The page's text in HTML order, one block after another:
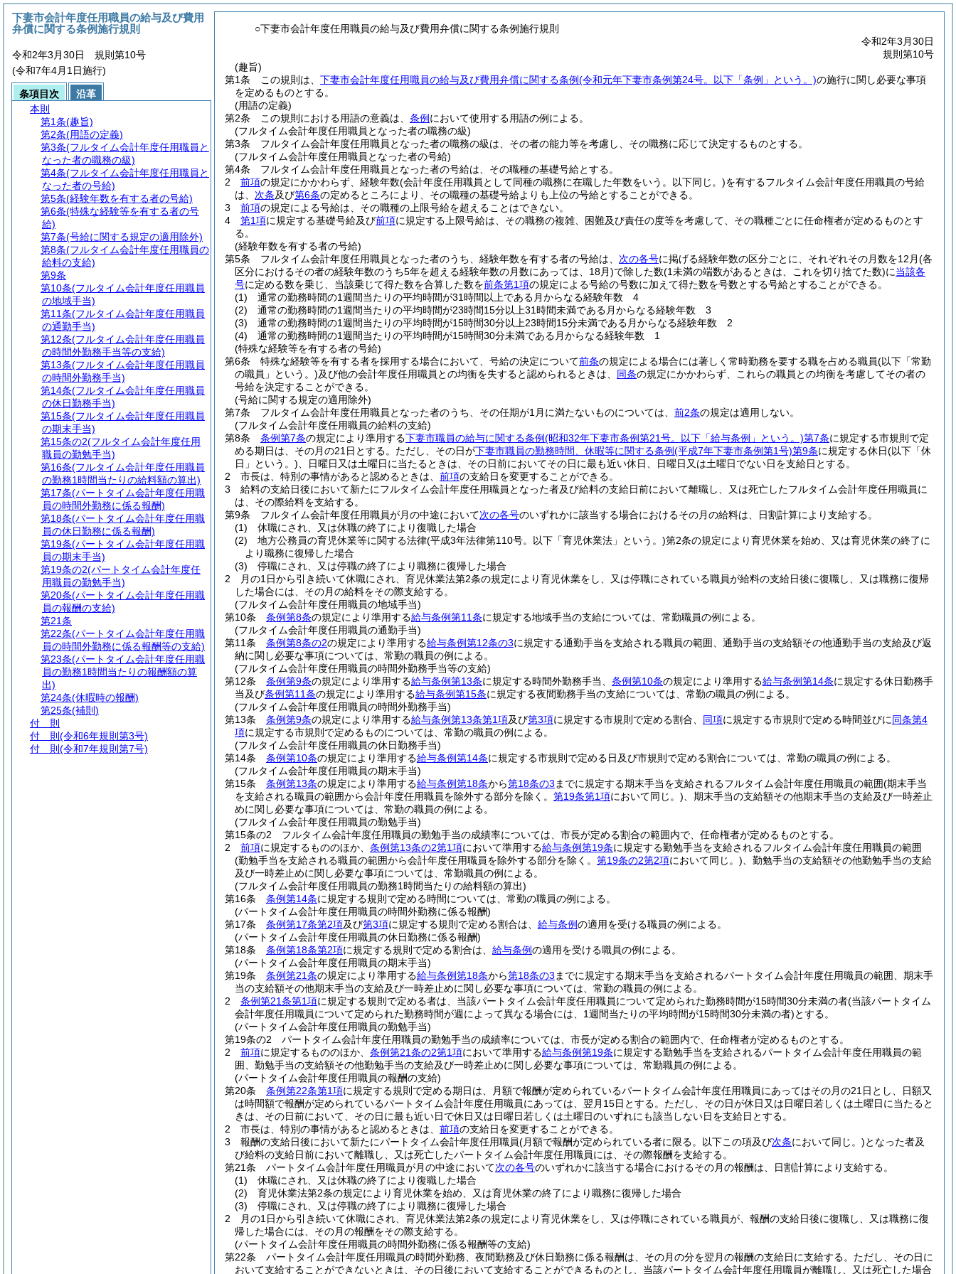
○下妻市会計年度任用職員の給与及び費用弁償に関する条例施行規則
令和2年3月30日
規則第10号
(趣旨)
第1条
この規則は、 下妻市会計年度任用職員の給与及び費用弁償に関する条例(令和元年下妻市条例第24号。以下「条例」という。)の施行に関し必要な事項
を定めるものとする。
(用語の定義)
第2条
この規則における用語の意義は、 条例 において使用する用語の例による。
(フルタイム会計年度任用職員となった者の職務の級)
第3条
フルタイム会計年度任用職員となった者の職務の級は、その者の能力等を考慮し、その職務に応じて決定するものとする。
(フルタイム会計年度任用職員となった者の号給)
第4条
フルタイム会計年度任用職員となった者の号給は、その職種の基礎号給とする。
2
前項の規定にかかわらず、経験年数(会計年度任用職員として同種の職務に在職した年数をいう。以下同じ。)を有するフルタイム会計年度任用職員の号給
は、 次条及び第6条の定めるところにより、その職種の基礎号給よりも上位の号給とすることができる。
3
前項の規定による号給は、その職種の上限号給を超えることはできない。
4
第1項に規定する基礎号給及び前項に規定する上限号給は、その職務の複雑、困難及び責任の度等を考慮して、その職種ごとに任命権者が定めるものとす
る。
(経験年数を有する者の号給)
第5条
フルタイム会計年度任用職員となった者のうち、経験年数を有する者の号給は、 次の各号に掲げる経験年数の区分ごとに、それぞれその月数を12月(各
区分におけるその者の経験年数のうち5年を超える経験年数の月数にあっては、18月)で除した数(1未満の端数があるときは、これを切り捨てた数)に当該各
号に定める数を乗じ、当該乗じて得た数を合算した数を前条第1項の規定による号給の号数に加えて得た数を号数とする号給とすることができる。
(1)
通常の勤務時間の1週間当たりの平均時間が31時間以上である月からなる経験年数 4
(2)
通常の勤務時間の1週間当たりの平均時間が23時間15分以上31時間未満である月からなる経験年数 3
(3)
通常の勤務時間の1週間当たりの平均時間が15時間30分以上23時間15分未満である月からなる経験年数 2
(4)
通常の勤務時間の1週間当たりの平均時間が15時間30分未満である月からなる経験年数 1
(特殊な経験等を有する者の号給)
第6条
特殊な経験等を有する者を採用する場合において、号給の決定について前条の規定による場合には著しく常時勤務を要する職を占める職員(以下「常勤
の職員」という。)及び他の会計年度任用職員との均衡を失すると認められるときは、 同条の規定にかかわらず、これらの職員との均衡を考慮してその者の
号給を決定することができる。
(号給に関する規定の適用除外)
第7条
フルタイム会計年度任用職員となった者のうち、その任期が1月に満たないものについては、 前2条の規定は適用しない。
(フルタイム会計年度任用職員の給料の支給)
第8条
条例第7条の規定により準用する下妻市職員の給与に関する条例(昭和32年下妻市条例第21号。以下「給与条例」という。)第7条に規定する市規則で定
める期日は、その月の21日とする。 ただし、その日が下妻市職員の勤務時間、休暇等に関する条例(平成7年下妻市条例第1号)第9条に規定する休日(以下「休
日」という。) 、日曜日又は土曜日に当たるときは、その日前においてその日に最も近い休日、日曜日又は土曜日でない日を支給日とする。
2
市長は、特別の事情があると認めるときは、 前項の支給日を変更することができる。
3
給料の支給日後において新たにフルタイム会計年度任用職員となった者及び給料の支給日前において離職し、又は死亡したフルタイム会計年度任用職員に
は、その際給料を支給する。
第9条
フルタイム会計年度任用職員が月の中途において次の各号のいずれかに該当する場合におけるその月の給料は、日割計算により支給する。
(1)
休職にされ、又は休職の終了により復職した場合
(2)
地方公務員の育児休業等に関する法律(平成3年法律第110号。以下「育児休業法」という。)第2条の規定により育児休業を始め、又は育児休業の終了に
より職務に復帰した場合
(3)
停職にされ、又は停職の終了により職務に復帰した場合
2
月の1日から引き続いて休職にされ、育児休業法第2条の規定により育児休業をし、又は停職にされている職員が給料の支給日後に復職し、又は職務に復帰
した場合には、その月の給料をその際支給する。
(フルタイム会計年度任用職員の地域手当)
第10条
条例第8条の規定により準用する給与条例第11条に規定する地域手当の支給については、常勤職員の例による。
(フルタイム会計年度任用職員の通勤手当)
第11条
条例第8条の2の規定により準用する給与条例第12条の3に規定する通勤手当を支給される職員の範囲、通勤手当の支給額その他通勤手当の支給及び返
納に関し必要な事項については、常勤の職員の例による。
(フルタイム会計年度任用職員の時間外勤務手当等の支給)
第12条
条例第9条の規定により準用する給与条例第13条に規定する時間外勤務手当、 条例第10条の規定により準用する給与条例第14条に規定する休日勤務手
当及び条例第11条の規定により準用する給与条例第15条に規定する夜間勤務手当の支給については、常勤の職員の例による。
(フルタイム会計年度任用職員の時間外勤務手当)
第13条
条例第9条の規定により準用する給与条例第13条第1項及び第3項に規定する市規則で定める割合、 同項に規定する市規則で定める時間並びに同条第4
項に規定する市規則で定めるものについては、常勤の職員の例による。
(フルタイム会計年度任用職員の休日勤務手当)
第14条
条例第10条の規定により準用する給与条例第14条に規定する市規則で定める日及び市規則で定める割合については、常勤の職員の例による。
(フルタイム会計年度任用職員の期末手当)
第15条
条例第13条の規定により準用する給与条例第18条から第18条の3 までに規定する期末手当を支給されるフルタイム会計年度任用職員の範囲(期末手当
を支給される職員の範囲から会計年度任用職員を除外する部分を除く。 第19条第1項において同じ。) 、期末手当の支給額その他期末手当の支給及び一時差止
めに関し必要な事項については、常勤の職員の例による。
(フルタイム会計年度任用職員の勤勉手当)
第15条の2
フルタイム会計年度任用職員の勤勉手当の成績率については、市長が定める割合の範囲内で、任命権者が定めるものとする。
2
前項に規定するもののほか、 条例第13条の2第1項において準用する給与条例第19条に規定する勤勉手当を支給されるフルタイム会計年度任用職員の範囲
(勤勉手当を支給される職員の範囲から会計年度任用職員を除外する部分を除く。 第19条の2第2項において同じ。) 、勤勉手当の支給額その他勤勉手当の支給
及び一時差止めに関し必要な事項については、常勤職員の例による。
(フルタイム会計年度任用職員の勤務1時間当たりの給料額の算出)
第16条
条例第14条に規定する規則で定める時間については、常勤の職員の例による。
(パートタイム会計年度任用職員の時間外勤務に係る報酬)
第17条
条例第17条第2項及び第3項に規定する規則で定める割合は、 給与条例の適用を受ける職員の例による。
(パートタイム会計年度任用職員の休日勤務に係る報酬)
第18条
条例第18条第2項に規定する規則で定める割合は、 給与条例の適用を受ける職員の例による。
(パートタイム会計年度任用職員の期末手当)
第19条
条例第21条の規定により準用する給与条例第18条から第18条の3 までに規定する期末手当を支給されるパートタイム会計年度任用職員の範囲、期末手
当の支給額その他期末手当の支給及び一時差止めに関し必要な事項については、常勤の職員の例による。
2
条例第21条第1項に規定する規則で定める者は、当該パートタイム会計年度任用職員について定められた勤務時間が15時間30分未満の者(当該パートタイム
会計年度任用職員について定められた勤務時間が週によって異なる場合には、1週間当たりの平均時間が15時間30分未満の者)とする。
(パートタイム会計年度任用職員の勤勉手当)
第19条の2
パートタイム会計年度任用職員の勤勉手当の成績率については、市長が定める割合の範囲内で、任命権者が定めるものとする。
2
前項に規定するもののほか、 条例第21条の2第1項において準用する給与条例第19条に規定する勤勉手当を支給されるパートタイム会計年度任用職員の範
囲、勤勉手当の支給額その他勤勉手当の支給及び一時差止めに関し必要な事項については、常勤職員の例による。
(パートタイム会計年度任用職員の報酬の支給)
第20条
条例第22条第1項に規定する規則で定める期日は、月額で報酬が定められているパートタイム会計年度任用職員にあってはその月の21日とし、日額又
は時間額で報酬が定められているパートタイム会計年度任用職員にあっては、翌月15日とする。 ただし、その日が休日又は日曜日若しくは土曜日に当たると
きは、その日前において、その日に最も近い日で休日又は日曜日若しくは土曜日のいずれにも該当しない日を支給日とする。
2
市長は、特別の事情があると認めるときは、 前項の支給日を変更することができる。
3
報酬の支給日後において新たにパートタイム会計年度任用職員(月額で報酬が定められている者に限る。以下この項及び次条において同じ。)となった者及
び給料の支給日前において離職し、又は死亡したパートタイム会計年度任用職員には、その際報酬を支給する。
第21条
パートタイム会計年度任用職員が月の中途において次の各号のいずれかに該当する場合におけるその月の報酬は、日割計算により支給する。
(1)
休職にされ、又は休職の終了により復職した場合
(2)
育児休業法第2条の規定により育児休業を始め、又は育児休業の終了により職務に復帰した場合
(3)
停職にされ、又は停職の終了により職務に復帰した場合
2
月の1日から引き続いて休職にされ、育児休業法第2条の規定により育児休業をし、又は停職にされている職員が、報酬の支給日後に復職し、又は職務に復
帰した場合には、その月の報酬をその際支給する。
(パートタイム会計年度任用職員の時間外勤務に係る報酬等の支給)
第22条
パートタイム会計年度任用職員の時間外勤務、夜間勤務及び休日勤務に係る報酬は、その月の分を翌月の報酬の支給日に支給する。 ただし、その日に
おいて支給することができないときは、その日後において支給することができるものとし、当該パートタイム会計年度任用職員が離職し、又は死亡した場合
下妻市会計年度任用職員の給与及び費用
弁償に関する条例施行規則
令和2年3月30日 規則第10号
(令和7年4月1日施行)
条項目次
沿革
本則
第1条(趣旨)
第2条(用語の定義)
第3条(フルタイム会計年度任用職員と
なった者の職務の級)
第4条(フルタイム会計年度任用職員と
なった者の号給)
第5条(経験年数を有する者の号給)
第6条(特殊な経験等を有する者の号
給)
第7条(号給に関する規定の適用除外)
第8条(フルタイム会計年度任用職員の
給料の支給)
第9条
第10条(フルタイム会計年度任用職員
の地域手当)
第11条(フルタイム会計年度任用職員
の通勤手当)
第12条(フルタイム会計年度任用職員
の時間外勤務手当等の支給)
第13条(フルタイム会計年度任用職員
の時間外勤務手当)
第14条(フルタイム会計年度任用職員
の休日勤務手当)
第15条(フルタイム会計年度任用職員
の期末手当)
第15条の2(フルタイム会計年度任用
職員の勤勉手当)
第16条(フルタイム会計年度任用職員
の勤務1時間当たりの給料額の算出)
第17条(パートタイム会計年度任用職
員の時間外勤務に係る報酬)
第18条(パートタイム会計年度任用職
員の休日勤務に係る報酬)
第19条(パートタイム会計年度任用職
員の期末手当)
第19条の2(パートタイム会計年度任
用職員の勤勉手当)
第20条(パートタイム会計年度任用職
員の報酬の支給)
第21条
第22条(パートタイム会計年度任用職
員の時間外勤務に係る報酬等の支給)
第23条(パートタイム会計年度任用職
員の勤務1時間当たりの報酬額の算
出)
第24条(休暇時の報酬)
第25条(補則)
付 則
付 則 (令和6年規則第3号)
付 則 (令和7年規則第7号)